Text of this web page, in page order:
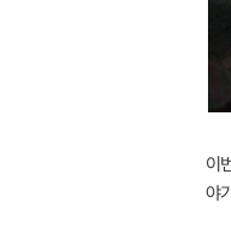
이
야